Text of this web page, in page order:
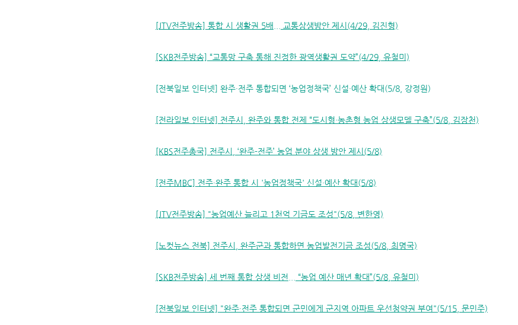
[JTV전주방송] 통합 시 생활권 5배... 교통상생방안 제시(4/29, 김진형)
[SKB전주방송] “교통망 구축 통해 진정한 광역생활권 도약”(4/29, 유철미)
[전북일보 인터넷] 완주·전주 통합되면 ‘농업정책국’ 신설·예산 확대(5/8, 강정원)
[전라일보 인터넷] 전주시, 완주와 통합 전제 “도시형·농촌형 농업 상생모델 구축”(5/8, 김장천)
[KBS전주총국] 전주시, ‘완주-전주’ 농업 분야 상생 방안 제시(5/8)
[전주MBC] 전주·완주 통합 시 '농업정책국' 신설·예산 확대(5/8)
[JTV전주방송] "농업예산 늘리고 1천억 기금도 조성"(5/8, 변한영)
[노컷뉴스 전북] 전주시, 완주군과 통합하면 농업발전기금 조성(5/8, 최명국)
[SKB전주방송] 세 번째 통합 상생 비전... “농업 예산 매년 확대”(5/8, 유철미)
[전북일보 인터넷] "완주·전주 통합되면 군민에게 군지역 아파트 우선청약권 부여"(5/15, 문민주)